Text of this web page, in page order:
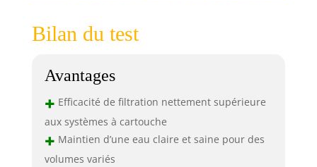
Bilan du test
Avantages
+ Efficacité de filtration nettement supérieure
aux systèmes à cartouche
+ Maintien d’une eau claire et saine pour des
volumes variés